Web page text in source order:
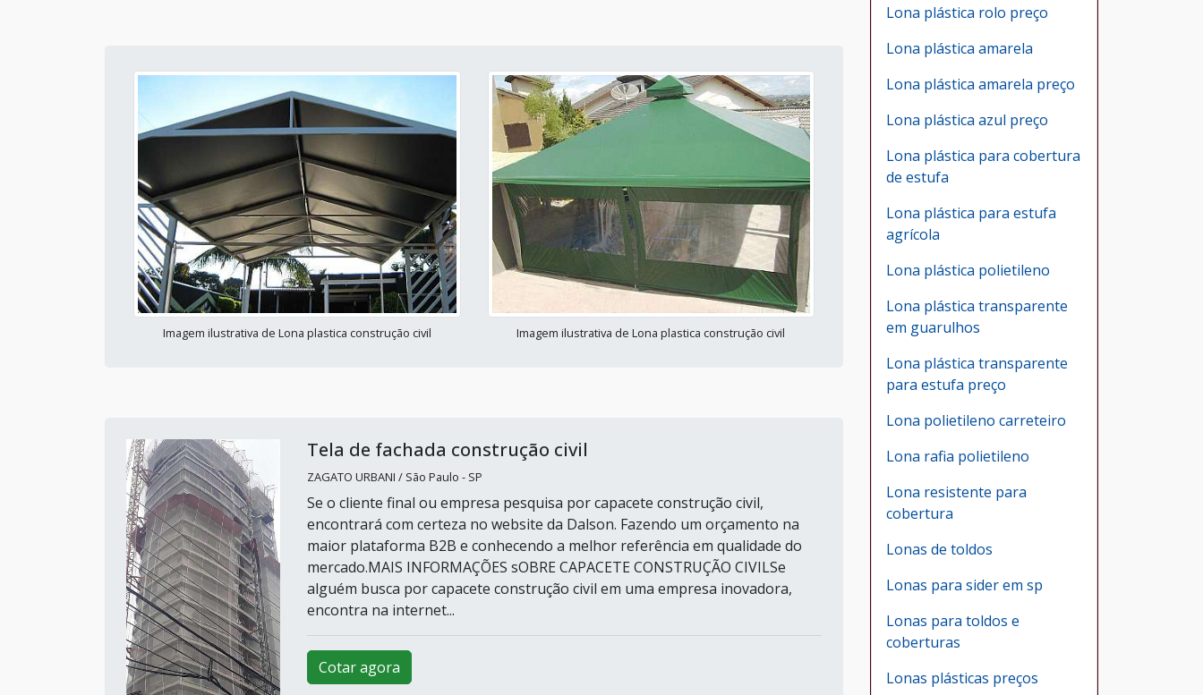
Imagem ilustrativa de Lona plastica construção civil Imagem ilustrativa de Lona plastica construção civil
Tela de fachada construção civil
ZAGATO URBANI / São Paulo - SP
Se o cliente final ou empresa pesquisa por capacete construção civil,
encontrará com certeza no website da Dalson. Fazendo um orçamento na
maior plataforma B2B e conhecendo a melhor referência em qualidade do
mercado.MAIS INFORMAÇÕES sOBRE CAPACETE CONSTRUÇÃO CIVILSe
alguém busca por capacete construção civil em uma empresa inovadora,
encontra na internet...
Cotar agora
Lona plástica rolo preço
Lona plástica amarela
Lona plástica amarela preço
Lona plástica azul preço
Lona plástica para cobertura
de estufa
Lona plástica para estufa
agrícola
Lona plástica polietileno
Lona plástica transparente
em guarulhos
Lona plástica transparente
para estufa preço
Lona polietileno carreteiro
Lona rafia polietileno
Lona resistente para
cobertura
Lonas de toldos
Lonas para sider em sp
Lonas para toldos e
coberturas
Lonas plásticas preços